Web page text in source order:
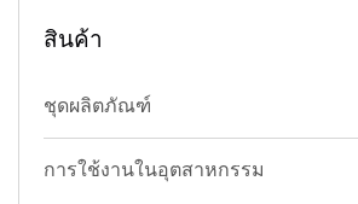
สินค้า
ชุดผลิตภัณฑ์
การใช้งานในอุตสาหกรรม